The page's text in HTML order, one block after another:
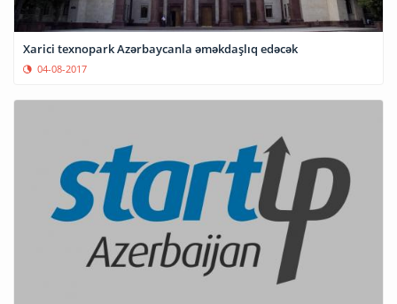
Xarici texnopark Azərbaycanla əməkdaşlıq edəcək
04-08-2017